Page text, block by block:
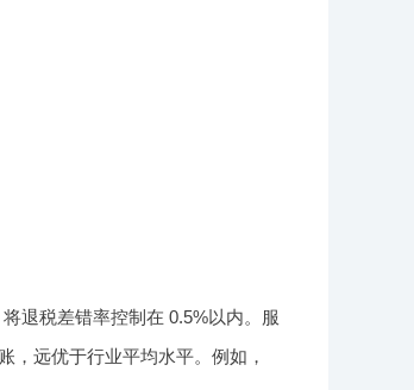
退税差错率控制在 0.5%以内。服
，远优于行业平均水平。例如，